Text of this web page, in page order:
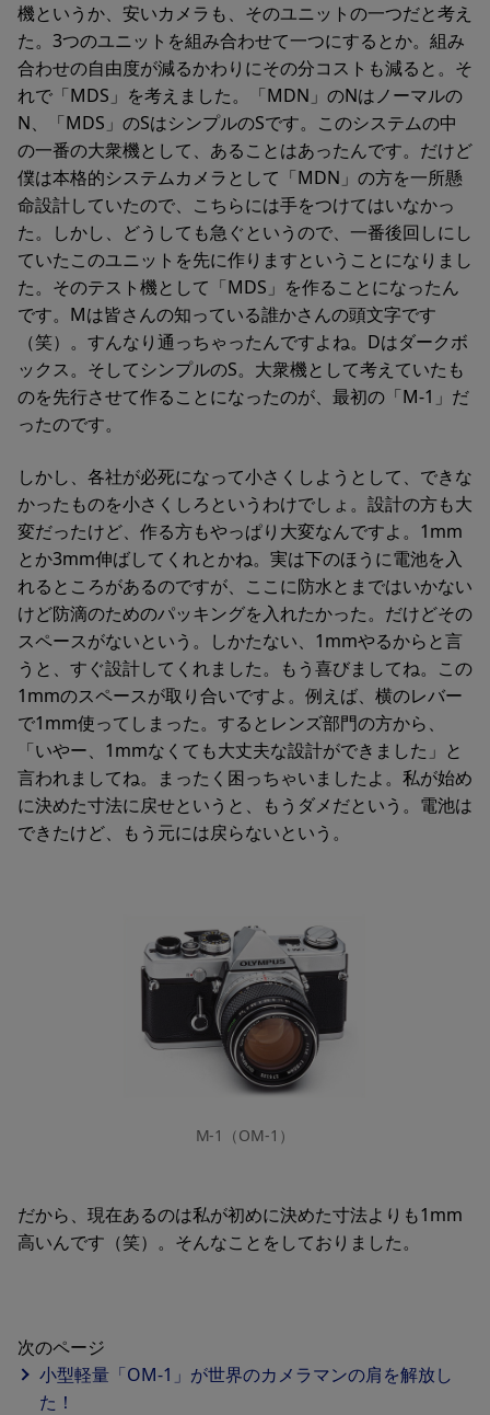
機というか、安いカメラも、そのユニットの一つだと考え
た。3つのユニットを組み合わせて一つにするとか。組み
合わせの自由度が減るかわりにその分コストも減ると。そ
れで「MDS」を考えました。「MDN」のNはノーマルの
N、「MDS」のSはシンプルのSです。このシステムの中
の一番の大衆機として、あることはあったんです。だけど
僕は本格的システムカメラとして「MDN」の方を一所懸
命設計していたので、こちらには手をつけてはいなかっ
た。しかし、どうしても急ぐというので、一番後回しにし
ていたこのユニットを先に作りますということになりまし
た。そのテスト機として「MDS」を作ることになったん
です。Mは皆さんの知っている誰かさんの頭文字です
（笑）。すんなり通っちゃったんですよね。Dはダークボ
ックス。そしてシンプルのS。大衆機として考えていたも
のを先行させて作ることになったのが、最初の「M-1」だ
ったのです。
しかし、各社が必死になって小さくしようとして、できな
かったものを小さくしろというわけでしょ。設計の方も大
変だったけど、作る方もやっぱり大変なんですよ。1mm
とか3mm伸ばしてくれとかね。実は下のほうに電池を入
れるところがあるのですが、ここに防水とまではいかない
けど防滴のためのパッキングを入れたかった。だけどその
スペースがないという。しかたない、1mmやるからと言
うと、すぐ設計してくれました。もう喜びましてね。この
1mmのスペースが取り合いですよ。例えば、横のレバー
で1mm使ってしまった。するとレンズ部門の方から、
「いやー、1mmなくても大丈夫な設計ができました」と
言われましてね。まったく困っちゃいましたよ。私が始め
に決めた寸法に戻せというと、もうダメだという。電池は
できたけど、もう元には戻らないという。
M-1（OM-1）
だから、現在あるのは私が初めに決めた寸法よりも1mm
高いんです（笑）。そんなことをしておりました。
次のページ
小型軽量「OM-1」が世界のカメラマンの肩を解放し
た！